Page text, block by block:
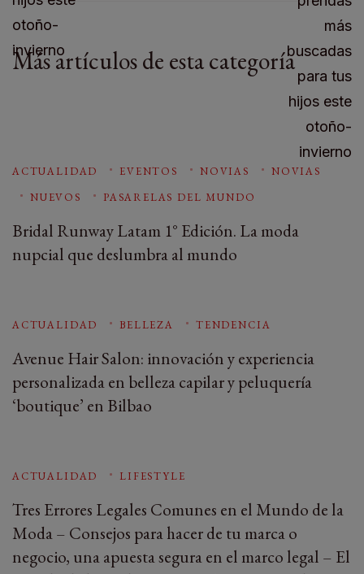
Más artículos de esta categoría
ACTUALIDAD EVENTOS NOVIAS
NOVIAS
NUEVOS
PASARELAS DEL MUNDO
Bridal Runway Latam 1° Edición. La moda
nupcial que deslumbra al mundo
ACTUALIDAD BELLEZA TENDENCIA
Avenue Hair Salon: innovación y experiencia
personalizada en belleza capilar y peluquería
‘boutique’ en Bilbao
ACTUALIDAD LIFESTYLE
Tres Errores Legales Comunes en el Mundo de la
Moda – Consejos para hacer de tu marca o
negocio, una apuesta segura en el marco legal – El